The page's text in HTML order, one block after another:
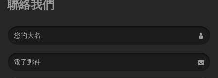
聯絡我們
Name
Email
address